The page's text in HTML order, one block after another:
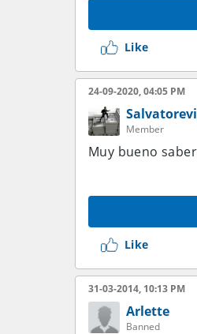
Like
24-09-2020, 04:05 PM
Member
Muy bueno
Like
31-03-2014, 10:13 PM
Arlette
Banned